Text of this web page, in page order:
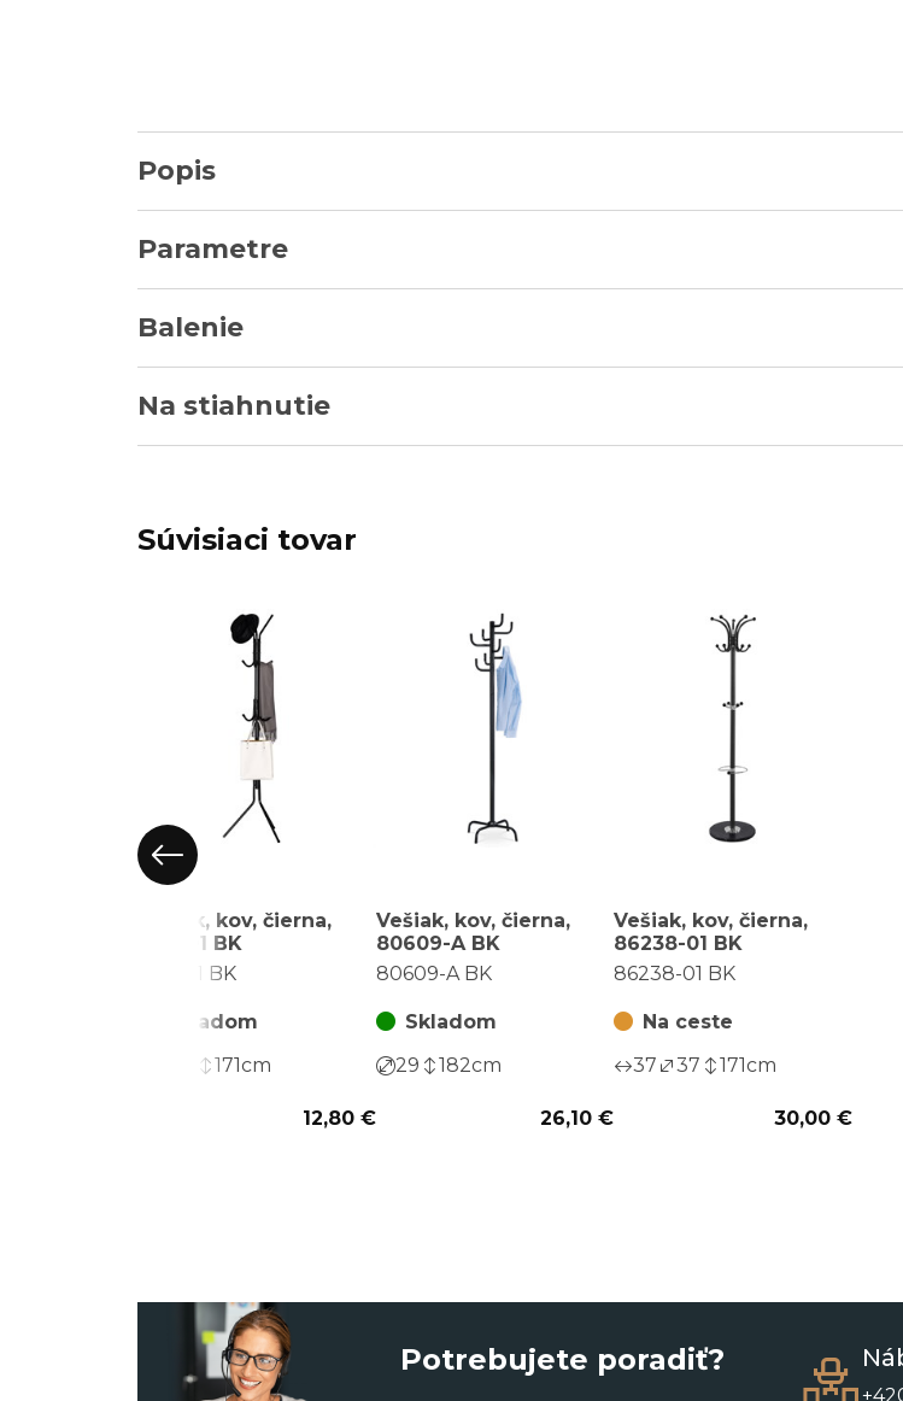
Popis
Parametre
Balenie
Na stiahnutie
Súvisiaci tovar
Vešiak, kov, čierna,
GD-101 BK
GD-101 BK
Skladom
171cm
12,80 €
Vešiak, kov, čierna,
80609-A BK
80609-A BK
Skladom
29
182cm
26,10 €
Vešiak, kov, čierna,
86238-01 BK
86238-01 BK
Na ceste
37
37 171cm
30,00 €
Potrebujete poradiť?